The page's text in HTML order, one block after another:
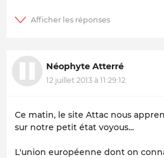
Néophyte Atterré
12 juillet 2013 à 11:29:12
Ce matin, le site Attac nous
sur notre petit état voyous...
L'union européenne dont on